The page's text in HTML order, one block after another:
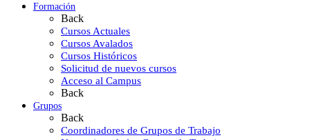
Formación
Back
Cursos Actuales
Cursos Avalados
Cursos Históricos
Solicitud de nuevos cursos
Acceso al Campus
Back
Grupos
Back
Coordinadores de Grupos de Trabajo